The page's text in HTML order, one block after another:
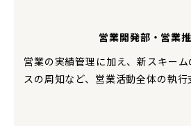
営業開発部・営業
営業の実績管理に加え、新スキー
スの周知など、営業活動全体の執行